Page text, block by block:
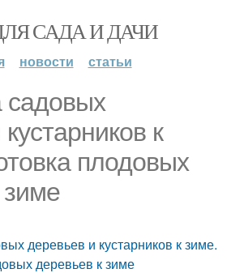
САДА И ДАЧИ
новости статьи
садовых
к
плодовых
деревьев и кустарников к зиме.
деревьев к зиме